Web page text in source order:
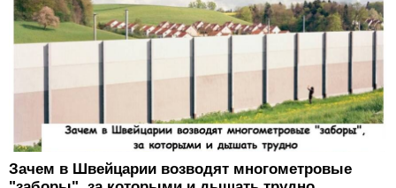
Зачем в Швейцарии возводят многометровые